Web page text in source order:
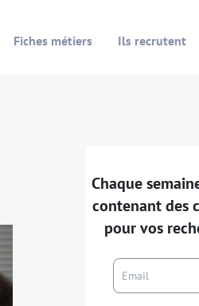
Fiches métiers Ils recrutent
Chaque
contenant des
pour vos